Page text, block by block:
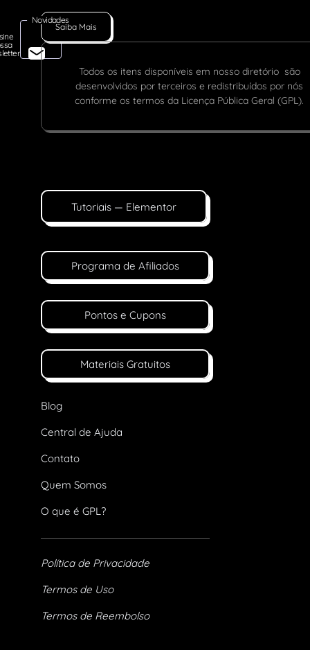
Novidades
Saiba Mais
Todos os itens disponíveis em nosso diretório são
desenvolvidos por terceiros e redistribuídos por nós
conforme os termos da Licença Pública Geral (GPL).
Tutoriais — Elementor
Programa de Afiliados
Pontos e Cupons
Materiais Gratuitos
Blog
Central de Ajuda
Contato
Quem Somos
O que é GPL?
Política de Privacidade
Termos de Uso
Termos de Reembolso